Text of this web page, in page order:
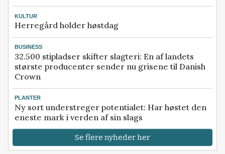
KULTUR
Herregård holder høstdag
BUSINESS
32.500 stipladser skifter slagteri: En af landets
største producenter sender nu grisene til Danish
Crown
PLANTER
Ny sort understreger potentialet: Har høstet den
eneste mark i verden af sin slags
Se flere nyheder her